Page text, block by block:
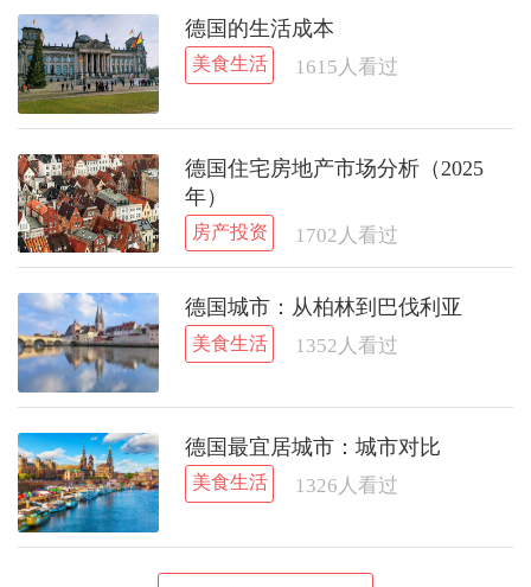
德国的生活成本
美食生活 1615 人看过
德国住宅房地产市场分析（2025
年）
房产投资 1702 人看过
德国城市：从柏林到巴伐利亚
美食生活 1352 人看过
德国最宜居城市：城市对比
美食生活 1326 人看过